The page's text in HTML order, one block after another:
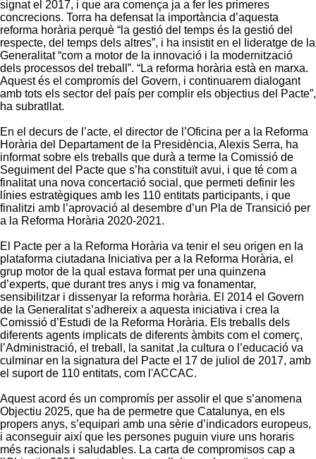
signat el 2017, i que ara comença ja a fer les primeres
concrecions. Torra ha defensat la importància d’aquesta
reforma horària perquè “la gestió del temps és la gestió del
respecte, del temps dels altres”, i ha insistit en el lideratge de la
Generalitat “com a motor de la innovació i la modernització
dels processos del treball”. “La reforma horària està en marxa.
Aquest és el compromís del Govern, i continuarem dialogant
amb tots els sector del país per complir els objectius del Pacte”,
ha subratllat.
En el decurs de l’acte, el director de l’Oficina per a la Reforma
Horària del Departament de la Presidència, Alexis Serra, ha
informat sobre els treballs que durà a terme la Comissió de
Seguiment del Pacte que s’ha constituït avui, i que té com a
finalitat una nova concertació social, que permeti definir les
línies estratègiques amb les 110 entitats participants, i que
finalitzi amb l’aprovació al desembre d’un Pla de Transició per
a la Reforma Horària 2020-2021.
El Pacte per a la Reforma Horària va tenir el seu origen en la
plataforma ciutadana Iniciativa per a la Reforma Horària, el
grup motor de la qual estava format per una quinzena
d’experts, que durant tres anys i mig va fonamentar,
sensibilitzar i dissenyar la reforma horària. El 2014 el Govern
de la Generalitat s’adhereix a aquesta iniciativa i crea la
Comissió d’Estudi de la Reforma Horària. Els treballs dels
diferents agents implicats de diferents àmbits com el comerç,
l’Administració, el treball, la sanitat ,la cultura o l’educació va
culminar en la signatura del Pacte el 17 de juliol de 2017, amb
el suport de 110 entitats, com l'ACCAC.
Aquest acord és un compromís per assolir el que s’anomena
Objectiu 2025, que ha de permetre que Catalunya, en els
propers anys, s’equipari amb una sèrie d’indicadors europeus,
i aconseguir així que les persones puguin viure uns horaris
més racionals i saludables. La carta de compromisos cap a